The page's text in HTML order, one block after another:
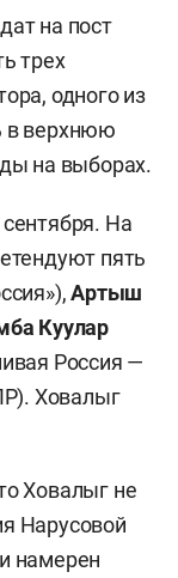
на пост
трех
одного из
в верхнюю
на выборах.
На
пять
Артыш
Куулар
Россия —
Ховалыг
Ховалыг не
Нарусовой
намерен